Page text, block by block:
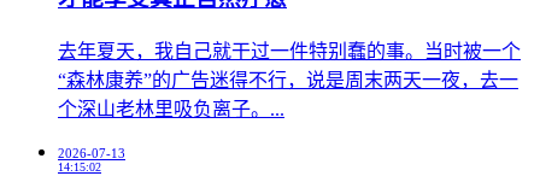
​去年夏天，我自己就干过一件特别蠢的事。当时被一个
“森林康养”的广告迷得不行，说是周末两天一夜，去一
个深山老林里吸负离子。...
2026-07-13
14:15:02